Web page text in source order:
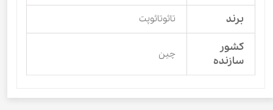
برند تائوتائوپت
کشور
سازنده
چین